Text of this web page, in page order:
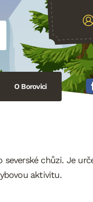
O Borovici
chůzi. Je
aktivitu.